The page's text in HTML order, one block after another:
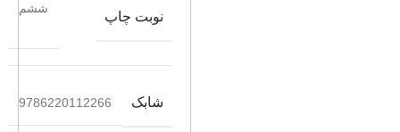
نوبت چاپ
ششم
شابک 9786220112266